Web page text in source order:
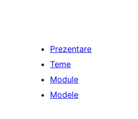
Prezentare
Teme
Module
Modele